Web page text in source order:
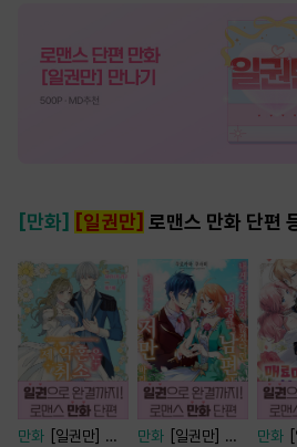
[만화] [일권만] 로맨스 만화 단편
만화
[일권만] 제
만화
[일권만] 내
만화